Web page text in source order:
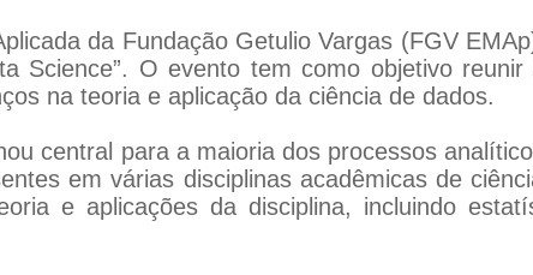
da Fundação Getulio Vargas (FGV
Science”. O evento tem como objetivo
na teoria e aplicação da ciência de dados.
central para a maioria dos processos
em várias disciplinas acadêmicas de
e aplicações da disciplina, incluindo